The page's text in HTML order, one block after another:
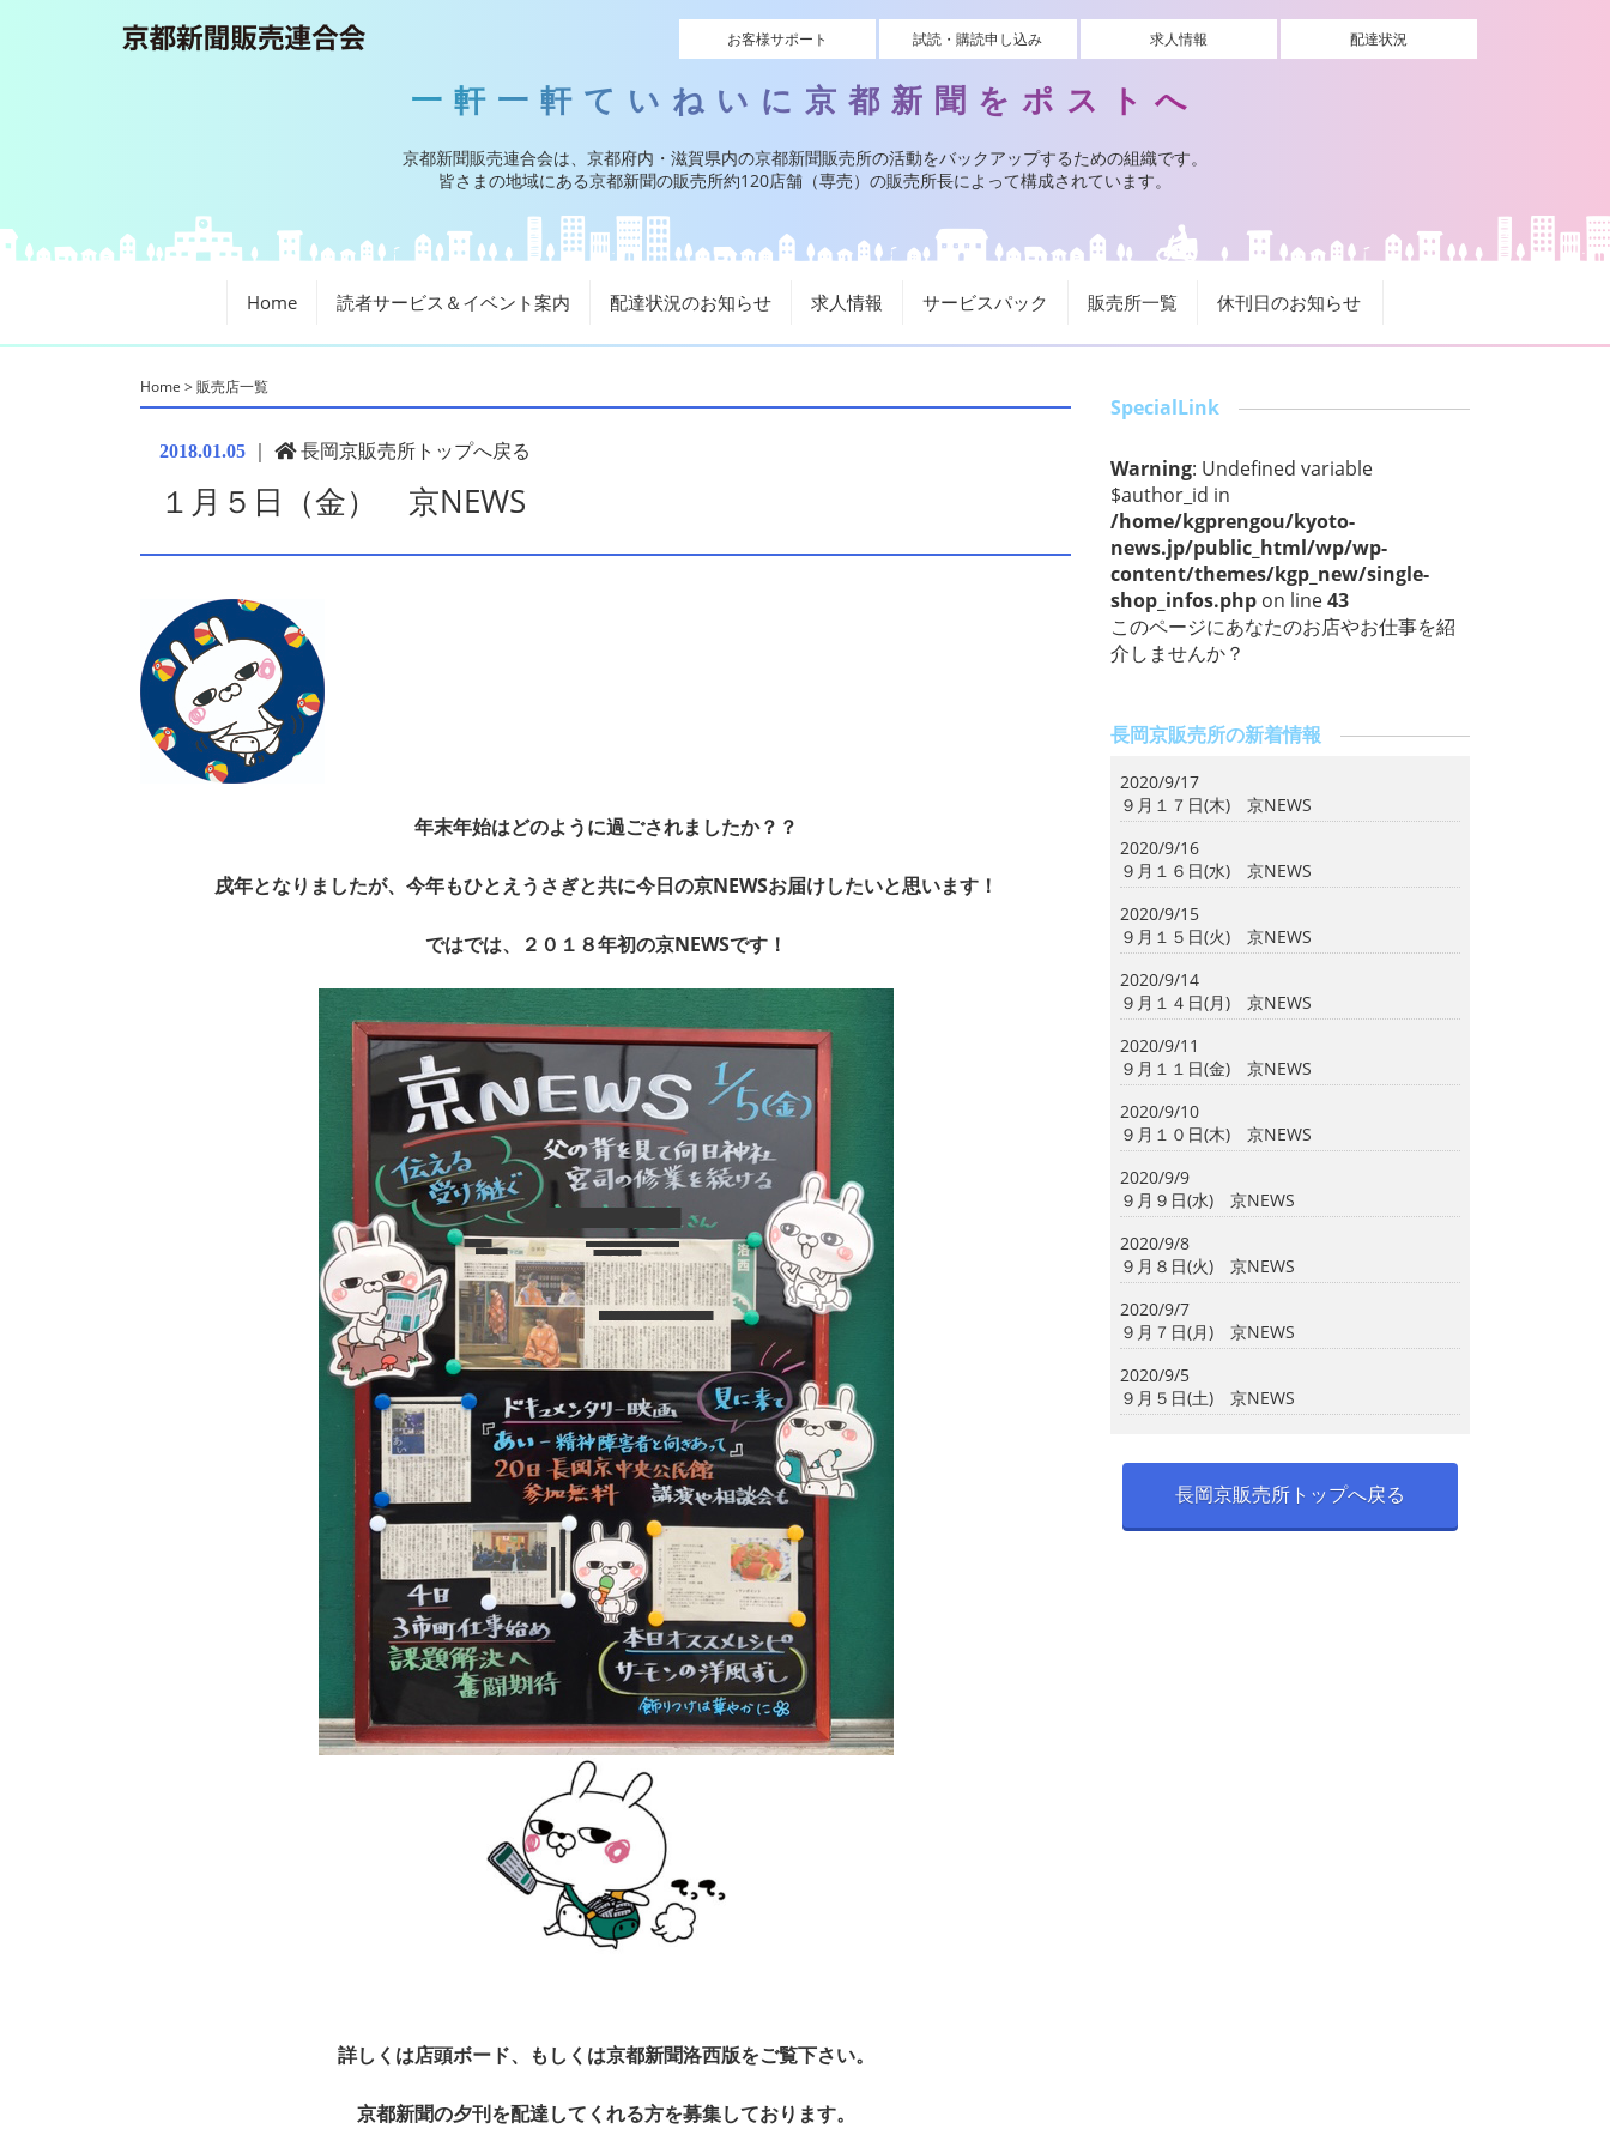
お客様サポート 試読・購読申し込み 求人情報 配達状況
一軒一軒ていねいに京都新聞をポストへ
京都新聞販売連合会は、京都府内・滋賀県内の京都新聞販売所の活動をバックアップするための組織です。
皆さまの地域にある京都新聞の販売所約120店舗（専売）の販売所長によって構成されています。
Home 読者サービス＆イベント案内 配達状況のお知らせ 求人情報 サービスパック 販売所一覧 休刊日のお知らせ
Home >販売店一覧
2018.01.05 ｜ 長岡京販売所トップへ戻る
１月５日（金） 京NEWS
年末年始はどのように過ごされましたか？？
戌年となりましたが、今年もひとえうさぎと共に今日の京NEWSお届けしたいと思います！
ではでは、２０１８年初の京NEWSです！
詳しくは店頭ボード、もしくは京都新聞洛西版をご覧下さい。
京都新聞の夕刊を配達してくれる方を募集しております。
SpecialLink
Warning: Undefined variable
$author_id in
/home/kgprengou/kyoto-
news.jp/public_html/wp/wp-
content/themes/kgp_new/single-
shop_infos.php on line43
このページにあなたのお店やお仕事を紹
介しませんか？
長岡京販売所の新着情報
2020/9/17
９月１７日(木) 京NEWS
2020/9/16
９月１６日(水) 京NEWS
2020/9/15
９月１５日(火) 京NEWS
2020/9/14
９月１４日(月) 京NEWS
2020/9/11
９月１１日(金) 京NEWS
2020/9/10
９月１０日(木) 京NEWS
2020/9/9
９月９日(水) 京NEWS
2020/9/8
９月８日(火) 京NEWS
2020/9/7
９月７日(月) 京NEWS
2020/9/5
９月５日(土) 京NEWS
長岡京販売所トップへ戻る